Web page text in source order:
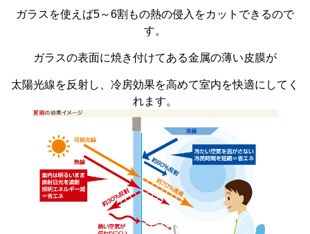
ガラスを使えば5～6割もの熱の侵入をカットできるので
す。
ガラスの表面に焼き付けてある金属の薄い皮膜が
太陽光線を反射し、冷房効果を高めて室内を快適にしてく
れます。